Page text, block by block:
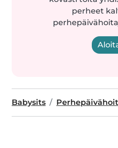
perheet
Babysits